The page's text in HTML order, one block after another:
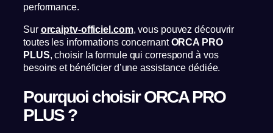
performance.
Sur orcaiptv-officiel.com, vous pouvez découvrir
toutes les informations concernantORCA PRO
PLUS, choisir la formule qui correspond à vos
besoins et bénéficier d’une assistance dédiée.
Pourquoi choisir ORCA PRO
PLUS ?